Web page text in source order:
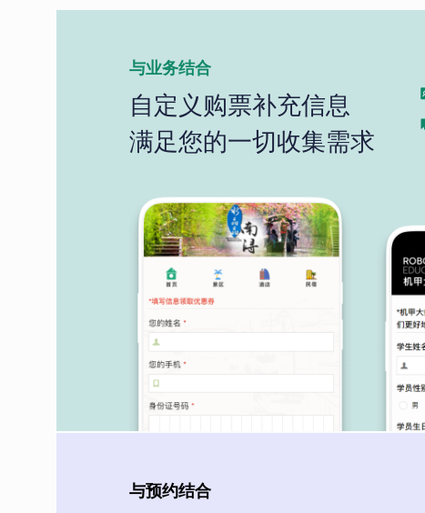
与业务结合
自定义购票补充信息
满足您的一切收集需求
与预约结合